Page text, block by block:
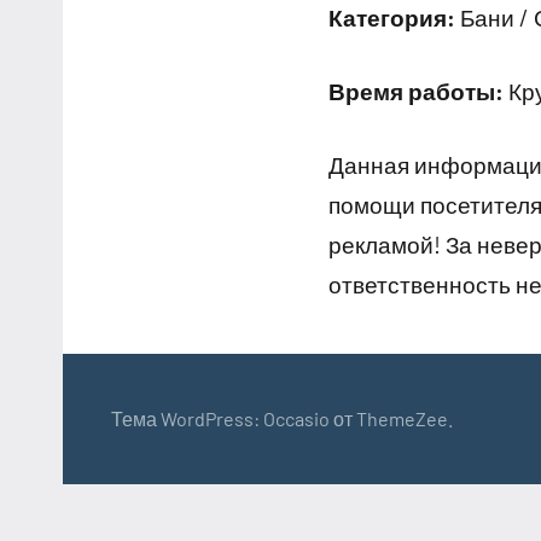
Категория: Бани /
Время работы:
Данная
помощи
рекламой! За
ответственность
Тема WordPress: Occasio от ThemeZee.